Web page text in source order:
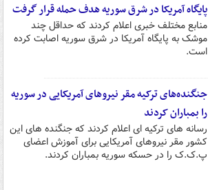
پایگاه آمریکا در شرق سوریه هدف حمله قرار گرفت
منابع مختلف خبری اعلام کردند که حداقل چند
موشک به پایگاه آمریکا در شرق سوریه اصابت کرده
است.
جنگنده‌های ترکیه مقر نیروهای آمریکایی در سوریه
را بمباران کردند
رسانه های ترکیه ای اعلام کردند که جنگنده های این
کشور مقر نیروهای آمریکایی برای آموزش اعضای
پ.ک.ک را در حسکه سوریه بمباران کردند.